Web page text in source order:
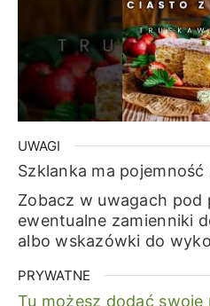
UWAGI
Szklanka ma pojemność
Zobacz w uwagach pod
ewentualne zamienniki
albo wskazówki do
PRYWATNE
Tu możesz dodać